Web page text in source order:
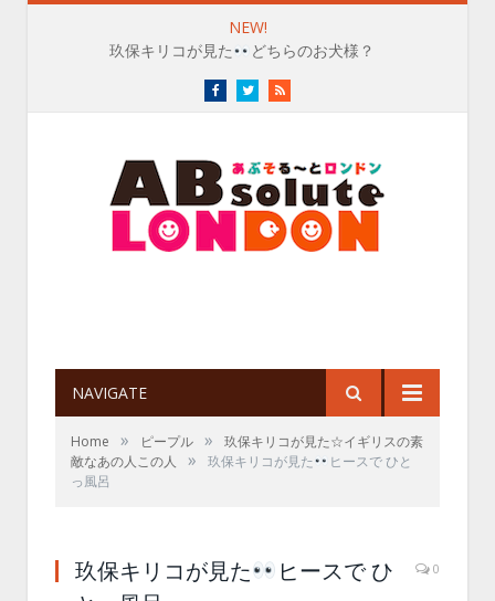
NEW!
玖保キリコが見た
どちらのお犬様？
FacebookTwitterRSS
NAVIGATE
Home » ピープル »
玖保キリコが見た☆イギリスの素
敵なあの人この人
» 玖保キリコが見た
ヒースで ひと
っ風呂
玖保キリコが見た
ヒースで ひ
0